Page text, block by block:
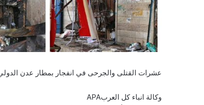
عشرات القتلى والجرحى في انفجار بمطار عدن
وكالة انباء كل العربAPA